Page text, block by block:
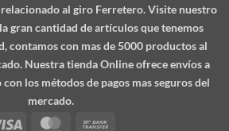
al giro Ferretero. Visite nuestro
gran cantidad de artículos que tenemos
contamos con mas de 5000 productos al
Nuestra tienda Online ofrece envíos a
los métodos de pagos mas seguros del
mercado.
Visa
MasterCard